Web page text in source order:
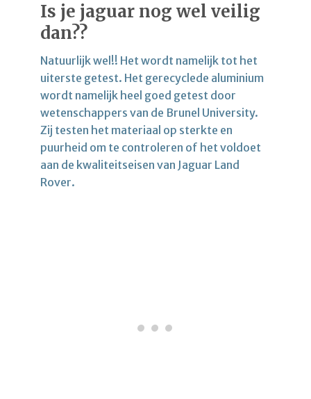
Is je jaguar nog wel veilig
dan??
Natuurlijk wel!! Het wordt namelijk tot het
uiterste getest. Het gerecyclede aluminium
wordt namelijk heel goed getest door
wetenschappers van de Brunel University.
Zij testen het materiaal op sterkte en
puurheid om te controleren of het voldoet
aan de kwaliteitseisen van Jaguar Land
Rover.